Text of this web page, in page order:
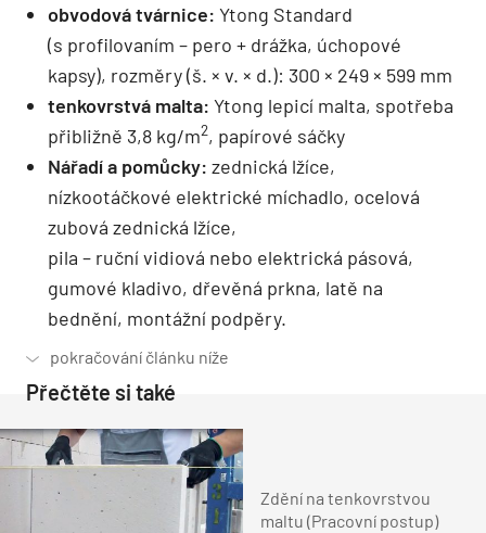
obvodová tvárnice: Ytong Standard
(s profilovaním – pero + drážka, úchopové
kapsy), rozměry (š. × v. × d.): 300 × 249 × 599 mm
tenkovrstvá malta: Ytong lepicí malta, spotřeba
přibližně 3,8 kg/m2, papírové sáčky
Nářadí a pomůcky: zednická lžíce,
nízkootáčkové elektrické míchadlo, ocelová
zubová zednická lžíce,
pila – ruční vidiová nebo elektrická pásová,
gumové kladivo, dřevěná prkna, latě na
bednění, montážní podpěry.
Přečtěte si také
Zdění na tenkovrstvou
maltu (Pracovní postup)